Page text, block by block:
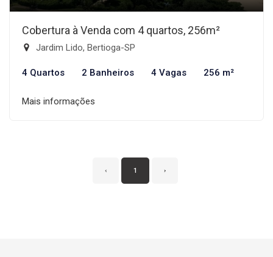
Cobertura à Venda com 4 quartos, 256m²
Jardim Lido, Bertioga-SP
4 Quartos 2 Banheiros 4 Vagas 256 m²
Mais informações
‹ 1 ›